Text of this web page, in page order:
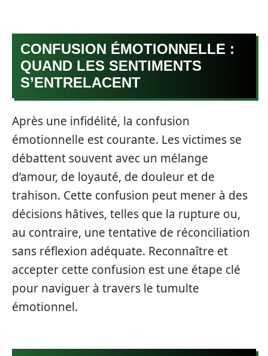
CONFUSION ÉMOTIONNELLE :
QUAND LES SENTIMENTS
S’ENTRELACENT
Après une infidélité, la confusion
émotionnelle est courante. Les victimes se
débattent souvent avec un mélange
d’amour, de loyauté, de douleur et de
trahison. Cette confusion peut mener à des
décisions hâtives, telles que la rupture ou,
au contraire, une tentative de réconciliation
sans réflexion adéquate. Reconnaître et
accepter cette confusion est une étape clé
pour naviguer à travers le tumulte
émotionnel.